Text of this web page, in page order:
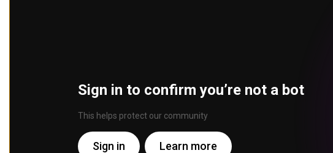
Sign in to confirm you’re not a bot
This helps protect our community
Sign in Learn more